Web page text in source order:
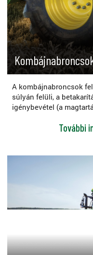
A kombájnabroncsok
súlyán felüli, a
igénybevétel (a
További